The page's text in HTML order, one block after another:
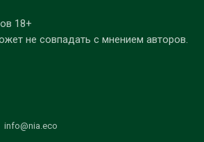
18+
не совпадать с мнением авторов.